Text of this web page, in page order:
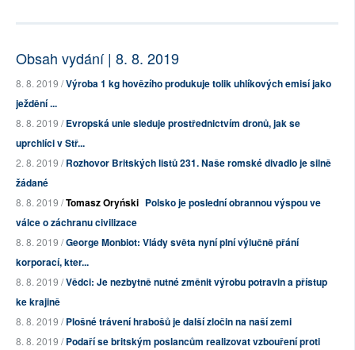
Obsah vydání | 8. 8. 2019
8. 8. 2019 /Výroba 1 kg hovězího produkuje tolik uhlíkových emisí jako
ježdění ...
8. 8. 2019 /Evropská unie sleduje prostřednictvím dronů, jak se
uprchlíci v Stř...
2. 8. 2019 /Rozhovor Britských listů 231. Naše romské divadlo je silně
žádané
8. 8. 2019 /Tomasz Oryński Polsko je poslední obrannou výspou ve
válce o záchranu civilizace
8. 8. 2019 /George Monbiot: Vlády světa nyní plní výlučně přání
korporací, kter...
8. 8. 2019 /Vědci: Je nezbytně nutné změnit výrobu potravin a přístup
ke krajině
8. 8. 2019 /Plošné trávení hrabošů je další zločin na naší zemi
8. 8. 2019 /Podaří se britským poslancům realizovat vzbouření proti